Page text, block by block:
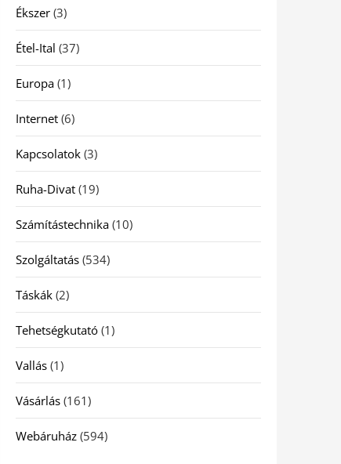
Ékszer(3)
Étel-Ital (37)
Europa(1)
Internet(6)
Kapcsolatok(3)
Ruha-Divat(19)
Számítástechnika(10)
Szolgáltatás(534)
Táskák(2)
Tehetségkutató(1)
Vallás(1)
Vásárlás(161)
Webáruház(594)